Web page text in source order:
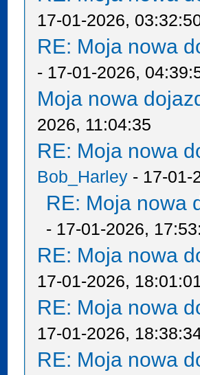
17-01-2026,
RE: Moja nowa
- 17-01-2026,
Moja nowa
2026, 11:04:35
RE: Moja nowa
Bob_Harley - 17-01-
RE: Moja nowa
- 17-01-2026,
RE: Moja nowa
17-01-2026,
RE: Moja nowa
17-01-2026,
RE: Moja nowa